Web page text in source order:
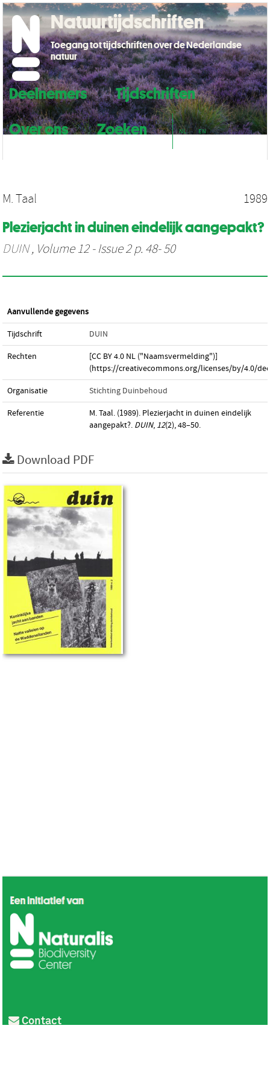
Deelnemers
Tijdschriften
Over ons
Zoeken NL EN
Natuurtijdschriften
Toegang tot tijdschriften over de Nederlandse
natuur
M. Taal 1989
Plezierjacht in duinen eindelijk aangepakt?
DUIN, Volume 12 - Issue 2 p. 48- 50
Aanvullende gegevens
Tijdschrift DUIN
Rechten
[CC BY 4.0 NL ("Naamsvermelding")]
(https://creativecommons.org/licenses/by/4.0/
Organisatie Stichting Duinbehoud
Referentie
M. Taal. (1989). Plezierjacht in duinen eindelijk
aangepakt?. DUIN, 12(2), 48–50.
Download PDF
Contact